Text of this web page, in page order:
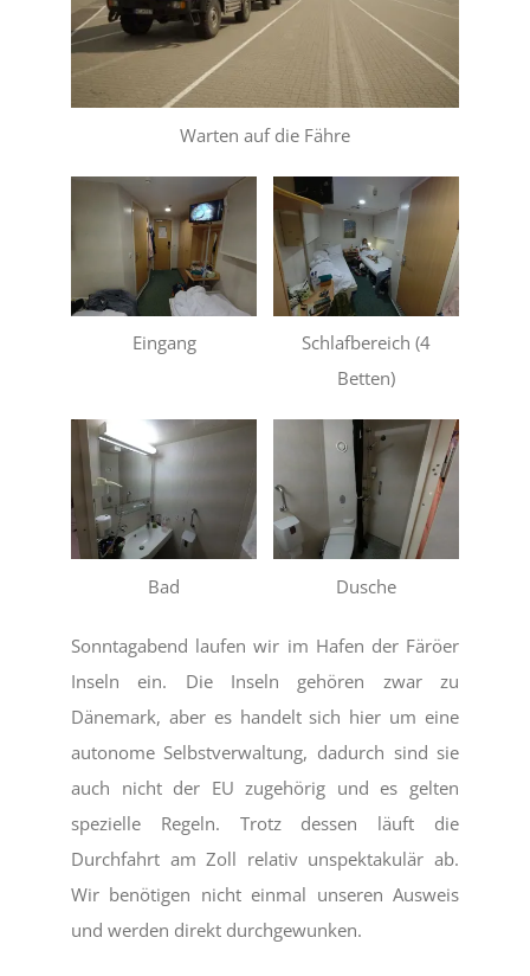
Warten auf die Fähre
Eingang
Schlafbereich (4
Betten)
Bad Dusche
Sonntagabend laufen wir im Hafen der Färöer
Inseln ein. Die Inseln gehören zwar zu
Dänemark, aber es handelt sich hier um eine
autonome Selbstverwaltung, dadurch sind sie
auch nicht der EU zugehörig und es gelten
spezielle Regeln. Trotz dessen läuft die
Durchfahrt am Zoll relativ unspektakulär ab.
Wir benötigen nicht einmal unseren Ausweis
und werden direkt durchgewunken.